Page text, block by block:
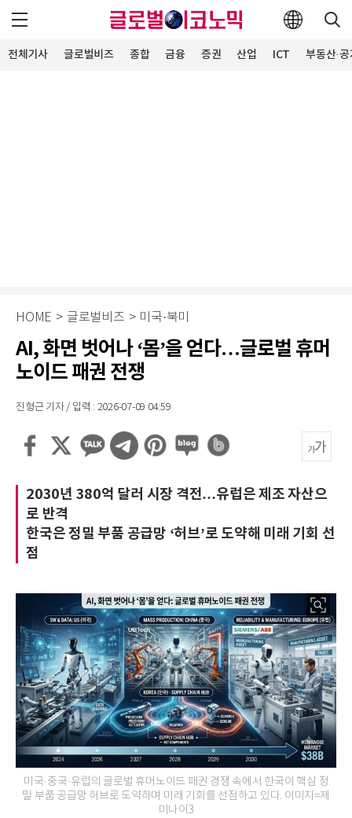
전체기사 글로벌비즈 종합 금융 증권 산업 ICT 부동산·
HOME > 글로벌비즈 > 미국·북미
AI, 화면 벗어나 ‘몸’을 얻다…글로벌 휴머
노이드 패권 전쟁
진형근 기자 / 입력 : 2026-07-09 04:59
2030년 380억 달러 시장 격전…유럽은 제조 자산으
로 반격
한국은 정밀 부품 공급망 ‘허브’로 도약해 미래 기회 선
점
미국·중국·유럽의 글로벌 휴머노이드 패권 경쟁 속에서 한국이 핵심 정
밀 부품 공급망 허브로 도약하며 미래 기회를 선점하고 있다. 이미지=제
미나이3